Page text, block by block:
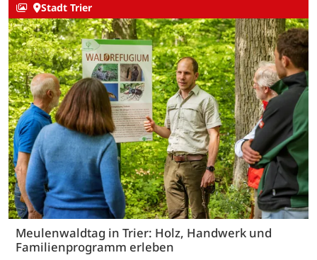
Stadt Trier
Meulenwaldtag in Trier: Holz, Handwerk und
Familienprogramm erleben